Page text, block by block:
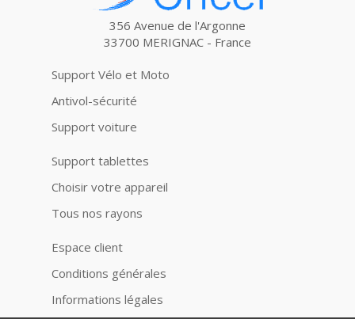
356 Avenue de l'Argonne
33700 MERIGNAC - France
Support Vélo et Moto
Antivol-sécurité
Support voiture
Support tablettes
Choisir votre appareil
Tous nos rayons
Espace client
Conditions générales
Informations légales